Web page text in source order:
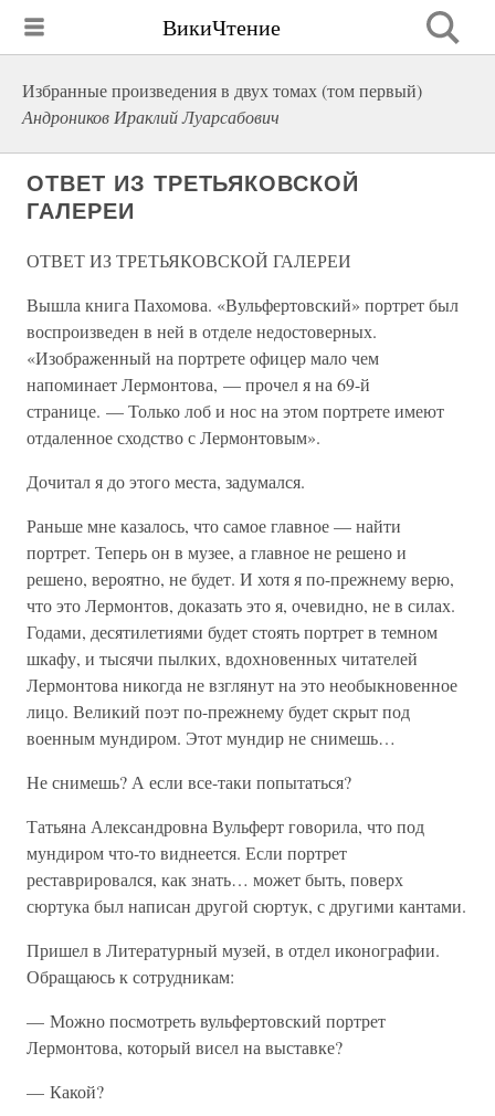
ВикиЧтение
Избранные произведения в двух томах (том первый)
Андроников Ираклий Луарсабович
ОТВЕТ ИЗ ТРЕТЬЯКОВСКОЙ
ГАЛЕРЕИ
ОТВЕТ ИЗ ТРЕТЬЯКОВСКОЙ ГАЛЕРЕИ
Вышла книга Пахомова. «Вульфертовский» портрет был
воспроизведен в ней в отделе недостоверных.
«Изображенный на портрете офицер мало чем
напоминает Лермонтова, — прочел я на 69-й
странице. — Только лоб и нос на этом портрете имеют
отдаленное сходство с Лермонтовым».
Дочитал я до этого места, задумался.
Раньше мне казалось, что самое главное — найти
портрет. Теперь он в музее, а главное не решено и
решено, вероятно, не будет. И хотя я по-прежнему верю,
что это Лермонтов, доказать это я, очевидно, не в силах.
Годами, десятилетиями будет стоять портрет в темном
шкафу, и тысячи пылких, вдохновенных читателей
Лермонтова никогда не взглянут на это необыкновенное
лицо. Великий поэт по-прежнему будет скрыт под
военным мундиром. Этот мундир не снимешь…
Не снимешь? А если все-таки попытаться?
Татьяна Александровна Вульферт говорила, что под
мундиром что-то виднеется. Если портрет
реставрировался, как знать… может быть, поверх
сюртука был написан другой сюртук, с другими кантами.
Пришел в Литературный музей, в отдел иконографии.
Обращаюсь к сотрудникам:
— Можно посмотреть вульфертовский портрет
Лермонтова, который висел на выставке?
— Какой?